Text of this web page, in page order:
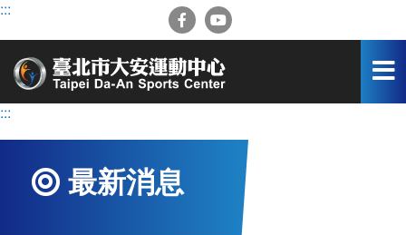
跳
容
:::
:::
最新消息